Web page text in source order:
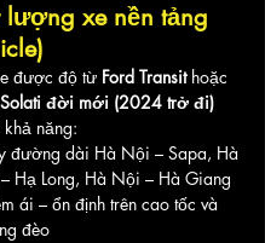
lượng xe nền tảng
được độ từ Ford Transit hoặc
Solati đời mới (2024 trở đi)
năng:
đường dài Hà Nội – Sapa, Hà
Hạ Long, Hà Nội – Hà Giang
ái – ổn định trên cao tốc và
đèo